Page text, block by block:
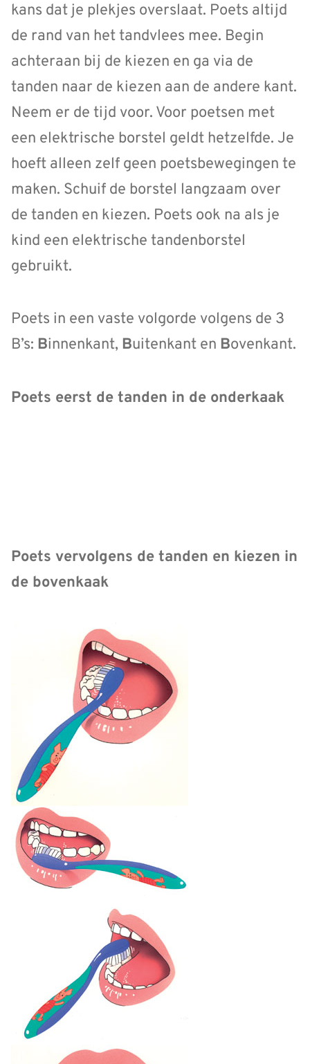
kans dat je plekjes overslaat. Poets altijd
de rand van het tandvlees mee. Begin
achteraan bij de kiezen en ga via de
tanden naar de kiezen aan de andere kant.
Neem er de tijd voor. Voor poetsen met
een elektrische borstel geldt hetzelfde. Je
hoeft alleen zelf geen poetsbewegingen te
maken. Schuif de borstel langzaam over
de tanden en kiezen. Poets ook na als je
kind een elektrische tandenborstel
gebruikt.
Poets in een vaste volgorde volgens de 3
B’s: Binnenkant, Buitenkant en Bovenkant.
Poets eerst de tanden in de onderkaak
Poets vervolgens de tanden en kiezen in
de bovenkaak